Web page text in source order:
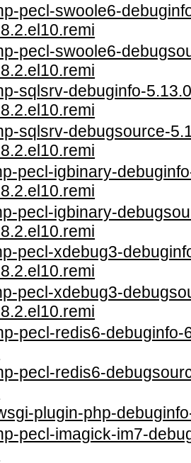
pecl-swoole6-
pecl-swoole6-
sqlsrv-debuginfo-
sqlsrv-debugsource-
pecl-igbinary-
pecl-igbinary-
pecl-xdebug3-
pecl-xdebug3-
pecl-redis6-debuginfo-
pecl-redis6-
plugin-php-
pecl-imagick-im7-